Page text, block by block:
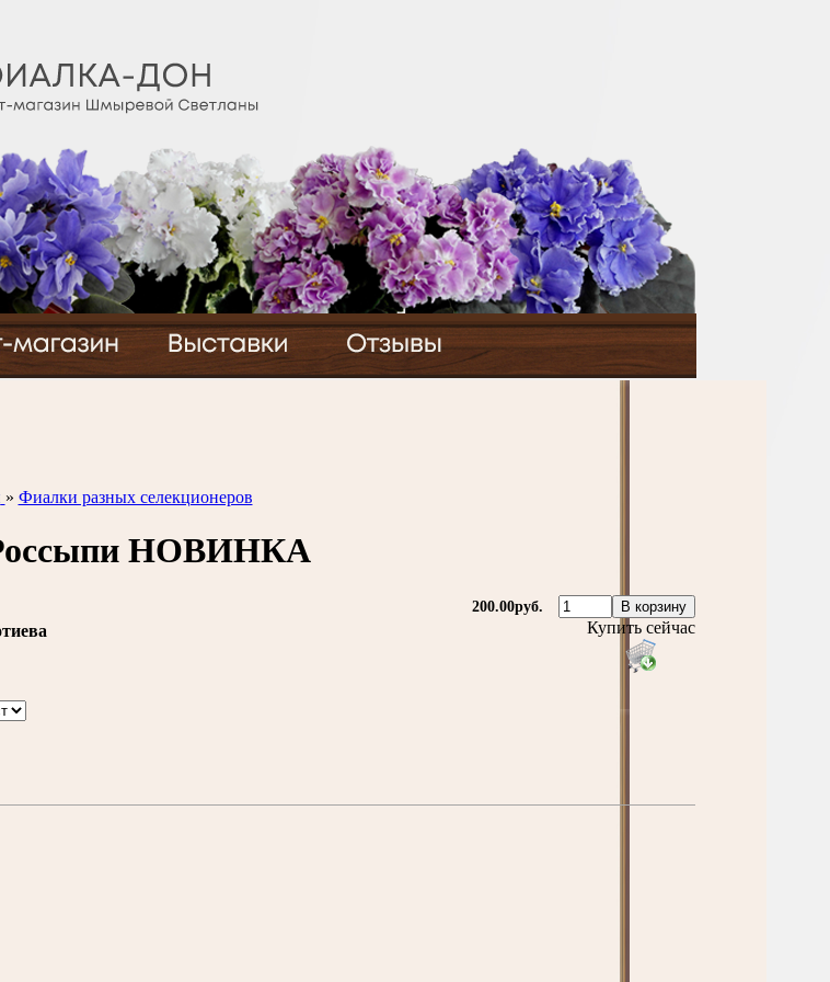
» Фиалки разных селекционеров
НОВИНКА
200.00руб.
Купить сейчас